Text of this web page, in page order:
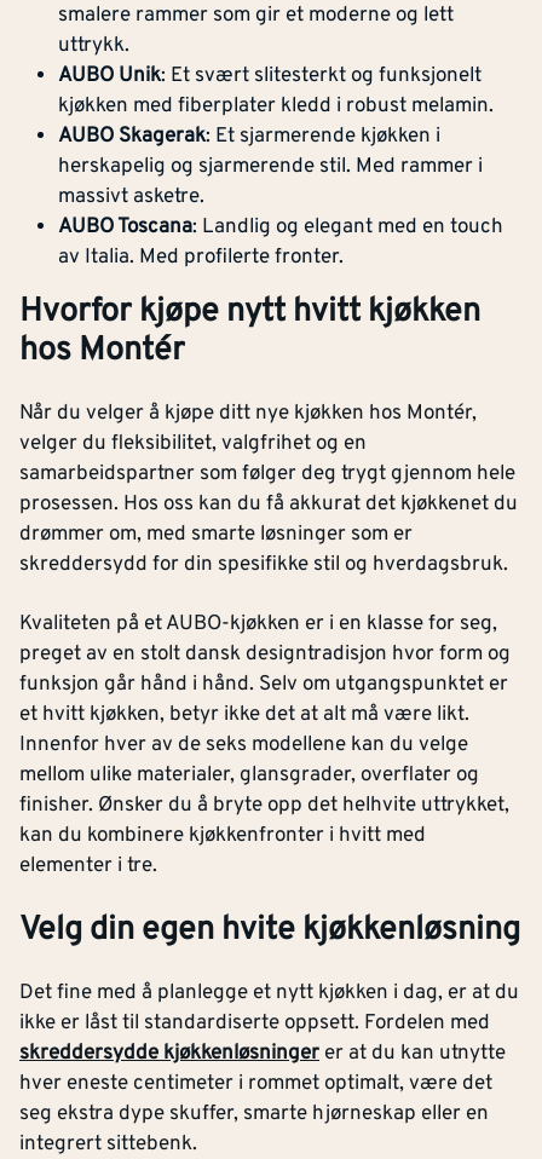
smalere rammer som gir et moderne og lett
uttrykk.
AUBO Unik: Et svært slitesterkt og funksjonelt
kjøkken med fiberplater kledd i robust melamin.
AUBO Skagerak: Et sjarmerende kjøkken i
herskapelig og sjarmerende stil. Med rammer i
massivt asketre.
AUBO Toscana: Landlig og elegant med en touch
av Italia. Med profilerte fronter.
Hvorfor kjøpe nytt hvitt kjøkken
hos Montér
Når du velger å kjøpe ditt nye kjøkken hos Montér,
velger du fleksibilitet, valgfrihet og en
samarbeidspartner som følger deg trygt gjennom hele
prosessen. Hos oss kan du få akkurat det kjøkkenet du
drømmer om, med smarte løsninger som er
skreddersydd for din spesifikke stil og hverdagsbruk.
Kvaliteten på et AUBO-kjøkken er i en klasse for seg,
preget av en stolt dansk designtradisjon hvor form og
funksjon går hånd i hånd. Selv om utgangspunktet er
et hvitt kjøkken, betyr ikke det at alt må være likt.
Innenfor hver av de seks modellene kan du velge
mellom ulike materialer, glansgrader, overflater og
finisher. Ønsker du å bryte opp det helhvite uttrykket,
kan du kombinere kjøkkenfronter i hvitt med
elementer i tre.
Velg din egen hvite kjøkkenløsning
Det fine med å planlegge et nytt kjøkken i dag, er at du
ikke er låst til standardiserte oppsett. Fordelen med
skreddersydde kjøkkenløsninger er at du kan utnytte
hver eneste centimeter i rommet optimalt, være det
seg ekstra dype skuffer, smarte hjørneskap eller en
integrert sittebenk.